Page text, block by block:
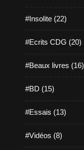
#Insolite (22)
#Ecrits CDG (20)
#Beaux livres (16)
#BD (15)
#Essais (13)
#Vidéos (8)